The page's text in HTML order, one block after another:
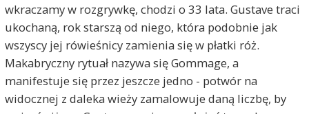
wkraczamy w rozgrywkę, chodzi o 33 lata. Gustave traci
ukochaną, rok starszą od niego, która podobnie jak
wszyscy jej rówieśnicy zamienia się w płatki róż.
Makabryczny rytuał nazywa się Gommage, a
manifestuje się przez jeszcze jedno - potwór na
widocznej z daleka wieży zamalowuje daną liczbę, by